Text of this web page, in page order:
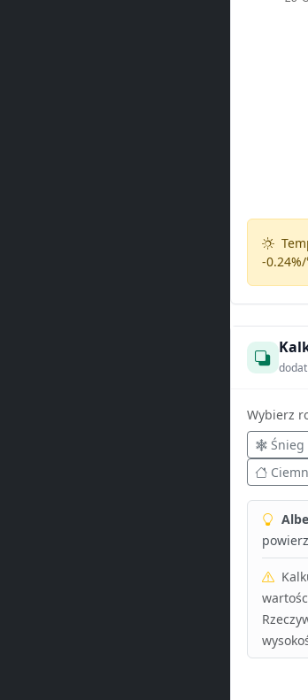
-0.24%/
Wybierz
Śnieg